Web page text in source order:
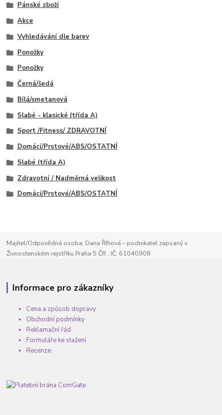
Pánské zboží
Akce
Vyhledávání dle barev
Ponožky
Ponožky
Černá/šedá
Bílá/smetanová
Slabé - klasické (třída A)
Sport /Fitness/ ZDRAVOTNÍ
Domácí/Prstové/ABS/OSTATNÍ
Slabé (třída A)
Zdravotní / Nadměrná velikost
Domácí/Prstové/ABS/OSTATNÍ
Majitel/Odpovědná osoba: Dana Říhová – podnikatel zapsaný v
Živnostenském rejstříku Praha 5 ČR , IČ: 61040908
Informace pro zákazníky
Cena a způsob dopravy
Obchodní podmínky
Reklamační řád
Formuláře ke stažení
Recenze